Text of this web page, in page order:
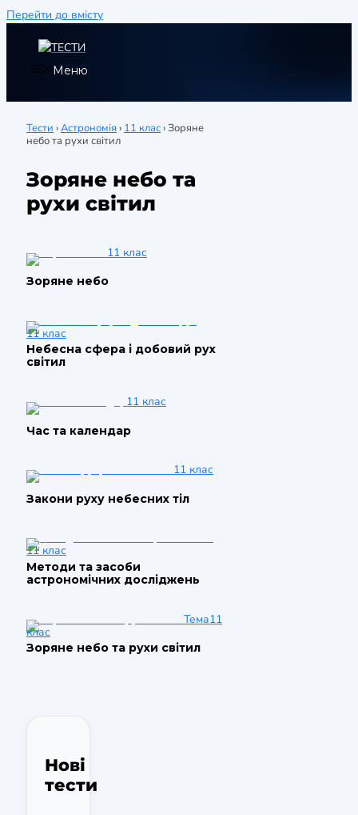
Перейти до вмісту
Меню
Тести ›Астрономія › 11 клас›Зоряне
небо та рухи світил
Зоряне небо та
рухи світил
11 клас
Зоряне небо
11 клас
Небесна сфера і добовий рух
світил
11 клас
Час та календар
11 клас
Закони руху небесних тіл
11 клас
Методи та засоби
астрономічних досліджень
Тема11
клас
Зоряне небо та рухи світил
Нові
тести